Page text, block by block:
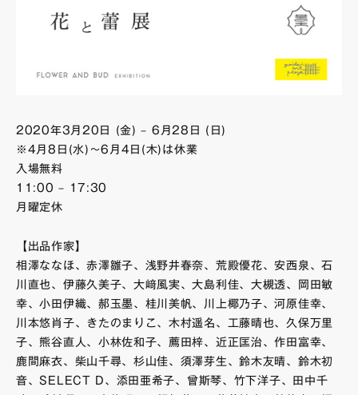
2020年3月20日 (金) – 6月28日 (日)
※4月8日(水)〜6月4日(木)は休業
入場無料
11:00 – 17:30
月曜定休
【出品作家】
相澤ななほ、赤澤雛子、浅野井春奈、荒殿優花、安西泉、石
川直也、伊藤久美子、大﨑風実、大島利佳、大槻透、岡田敏
幸、小田伊織、郝玉墨、桂川美帆、川上椰乃子、河原佳幸、
川本悠肖子、きたのまりこ、木村遥名、工藤晴也、久保万里
子、熊谷直人、小林佐和子、薦田梓、近正匡治、作田富幸、
鹿間麻衣、柴山千尋、杉山佳、須澤芽生、鈴木友晴、鈴木初
音、SELECT D、添田亜希子、曾斯琴、竹下洋子、田中千